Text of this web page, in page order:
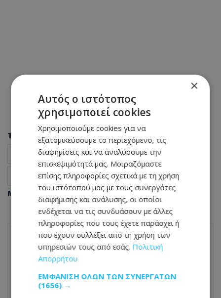
Tags
Κατανομή Εδρών Ειδήσεις Κύπρος Κύπρος νέα
Βουλευτικές Εκλογές Πολιτική
Μοιράσου αυτό το άρθρο
ΠΡΟΗΓΟΎΜΕΝΟ ΆΡΘΡΟ
Ανατροπή στις κάλπες: Αυτά τα νέα
24.05.2026 - 22:04
×
Αυτός ο ιστότοπος
χρησιμοποιεί cookies
Χρησιμοποιούμε cookies για να
εξατομικεύσουμε το περιεχόμενο, τις
διαφημίσεις και να αναλύσουμε την
επισκεψιμότητά μας. Μοιραζόμαστε
επίσης πληροφορίες σχετικά με τη χρήση
του ιστότοπού μας με τους συνεργάτες
διαφήμισης και ανάλυσης, οι οποίοι
ενδέχεται να τις συνδυάσουν με άλλες
πληροφορίες που τους έχετε παράσχει ή
που έχουν συλλέξει από τη χρήση των
υπηρεσιών τους από εσάς. Πολιτική
Απορρήτου
ΕΜΦΆΝΙΣΗ ΌΛΩΝ ΤΩΝ ΣΥΝΕΡΓΑΤΏΝ
(1656) →